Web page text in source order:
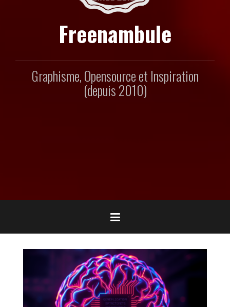
Freenambule
Graphisme, Opensource et Inspiration
(depuis 2010)